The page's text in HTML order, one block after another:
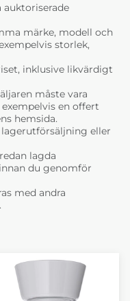
märke, modell och
storlek,
inklusive likvärdigt
måste vara
en offert
hemsida.
eller
lagda
du genomför
med andra